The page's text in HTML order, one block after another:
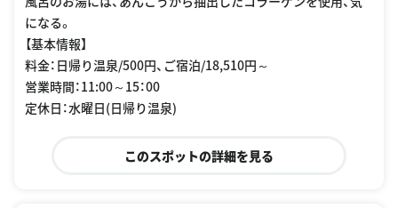
になる。
【基本情報】
料金：日帰り温泉/500円、ご宿泊/18,510円～
営業時間：11:00～15：00
定休日：水曜日(日帰り温泉)
このスポットの詳細を見る